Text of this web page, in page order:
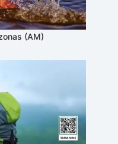
(AM)